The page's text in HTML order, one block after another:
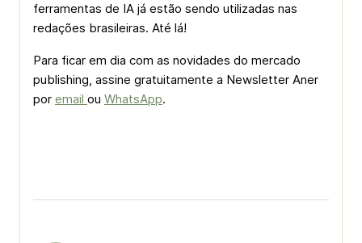
ferramentas de IA já estão sendo utilizadas nas
redações brasileiras. Até lá!
Para ficar em dia com as novidades do mercado
publishing, assine gratuitamente a Newsletter Aner
por email ou WhatsApp.